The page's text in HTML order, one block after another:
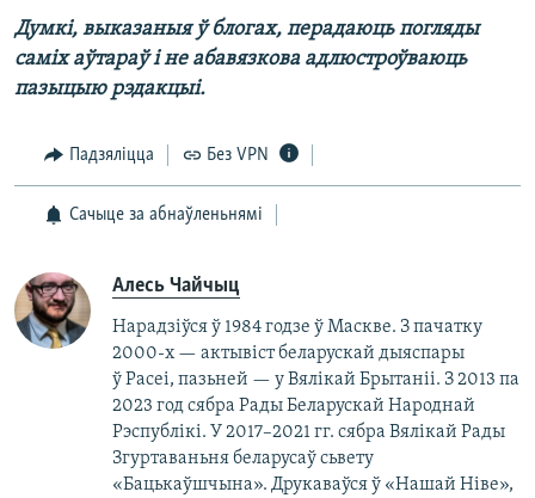
Думкі, выказаныя ў блогах, перадаюць погляды
саміх аўтараў і не абавязкова адлюстроўваюць
пазыцыю рэдакцыі.
Падзяліцца Без VPN
Сачыце за абнаўленьнямі
Алесь Чайчыц
Нарадзіўся ў 1984 годзе ў Маскве. З пачатку
2000-х — актывіст беларускай дыяспары
ў Расеі, пазьней — у Вялікай Брытаніі. З 2013 па
2023 год сябра Рады Беларускай Народнай
Рэспублікі. У 2017–2021 гг. сябра Вялікай Рады
Згуртаваньня беларусаў сьвету
«Бацькаўшчына». Друкаваўся ў «Нашай Ніве»,